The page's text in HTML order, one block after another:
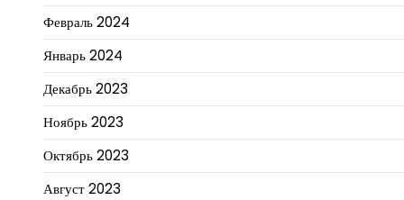
Февраль 2024
Январь 2024
Декабрь 2023
Ноябрь 2023
Октябрь 2023
Август 2023